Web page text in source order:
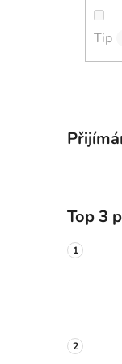
Tip
Top 3